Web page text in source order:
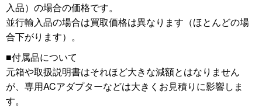
入品）の場合の価格です。
並行輸入品の場合は買取価格は異なります（ほとんどの場
合下がります）。
■付属品について
元箱や取扱説明書はそれほど大きな減額とはなりません
が、専用ACアダプターなどは大きくお見積りに影響しま
す。